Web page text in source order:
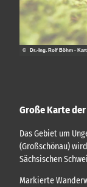
Große Karte
Das Gebiet um
(Großschönau)
Sächsischen
Markierte
© Dr.-Ing. Rolf Böhm -